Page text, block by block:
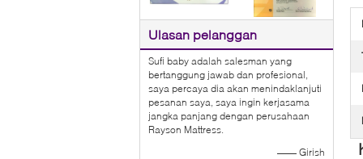
Ulasan pelanggan
Sufi baby adalah salesman yang
bertanggung jawab dan profesional,
saya percaya dia akan menindaklanjuti
pesanan saya, saya ingin kerjasama
jangka panjang dengan perusahaan
Rayson Mattress.
—— Girish